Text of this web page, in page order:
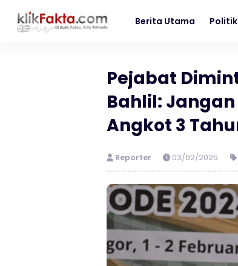
Berita Utama Politik
Pejabat
Bahlil:
Angkot 3
Reporter 03/02/2025